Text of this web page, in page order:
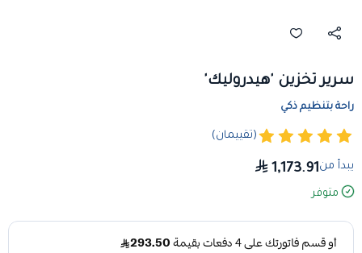
سرير تخزين 'هيدروليك'
راحة بتنظيم ذكي
(تقييمان)
يبدأ من1,173.91
متوفر